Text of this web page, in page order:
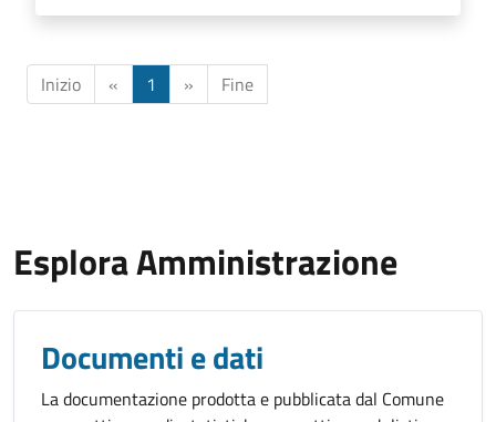
Inizio « 1 » Fine
Esplora Amministrazione
Documenti e dati
La documentazione prodotta e pubblicata dal Comune